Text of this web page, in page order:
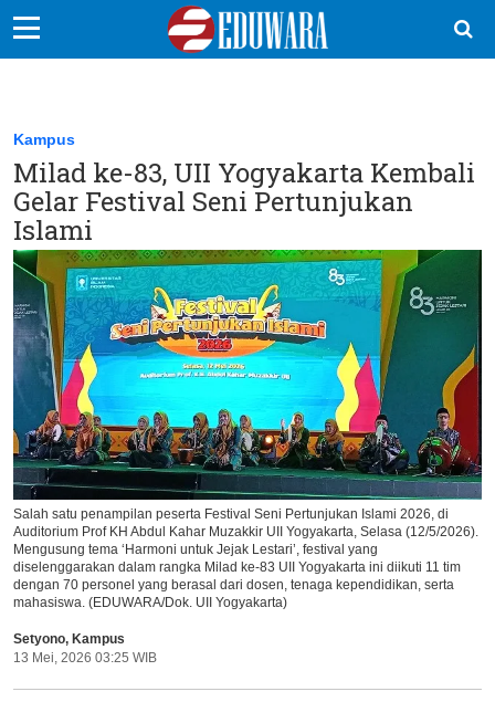
Sekolah Kita
Vokasi
Kampus
Idea
Sains
EduDana
Ikuti Kami di:
Kampus
Milad ke-83, UII Yogyakarta Kembali
Gelar Festival Seni Pertunjukan
Islami
Salah satu penampilan peserta Festival Seni Pertunjukan Islami 2026, di
Auditorium Prof KH Abdul Kahar Muzakkir UII Yogyakarta, Selasa (12/5/2026).
Mengusung tema ‘Harmoni untuk Jejak Lestari’, festival yang
diselenggarakan dalam rangka Milad ke-83 UII Yogyakarta ini diikuti 11 tim
dengan 70 personel yang berasal dari dosen, tenaga kependidikan, serta
mahasiswa. (EDUWARA/Dok. UII Yogyakarta)
Setyono, Kampus
13 Mei, 2026 03:25 WIB